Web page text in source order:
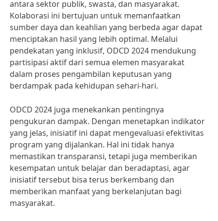
antara sektor publik, swasta, dan masyarakat.
Kolaborasi ini bertujuan untuk memanfaatkan
sumber daya dan keahlian yang berbeda agar dapat
menciptakan hasil yang lebih optimal. Melalui
pendekatan yang inklusif, ODCD 2024 mendukung
partisipasi aktif dari semua elemen masyarakat
dalam proses pengambilan keputusan yang
berdampak pada kehidupan sehari-hari.
ODCD 2024 juga menekankan pentingnya
pengukuran dampak. Dengan menetapkan indikator
yang jelas, inisiatif ini dapat mengevaluasi efektivitas
program yang dijalankan. Hal ini tidak hanya
memastikan transparansi, tetapi juga memberikan
kesempatan untuk belajar dan beradaptasi, agar
inisiatif tersebut bisa terus berkembang dan
memberikan manfaat yang berkelanjutan bagi
masyarakat.